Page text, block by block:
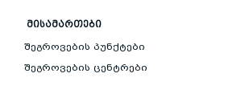
ᲛᲘᲡᲐᲛᲐᲠᲗᲔᲑᲘ
შეგროვების პუნქტები
შეგროვების ცენტრები